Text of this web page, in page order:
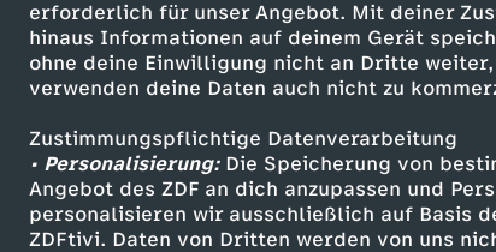
erforderlich für unser Angebot. Mit deiner
hinaus Informationen auf deinem Gerät
ohne deine Einwilligung nicht an Dritte
verwenden deine Daten auch nicht zu
Zustimmungspflichtige Datenverarbeitung
• Personalisierung:Die Speicherung von
Angebot des ZDF an dich anzupassen und
personalisieren wir ausschließlich auf Basis
ZDFtivi. Daten von Dritten werden von uns
Rückgabe- und Umtauschware zur
In einer großen Halle sind dort
möglichst wieder in den Zustand
in vier Klassen eingeteilt: von A bis
verpackt und geht binnen Stunden
werden von Flecken befreit,
Geschäfte oder gehen an
vernichtet werden.